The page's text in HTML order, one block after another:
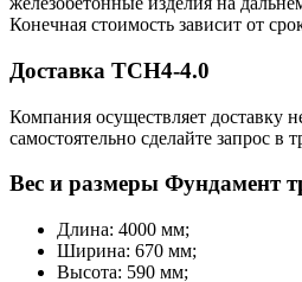
Конечная стоимость зависит от
Доставка ТСН4-4.0
Компания осуществляет доставку
самостоятельно сделайте запрос
Вес и размеры Фундамент
Длина: 4000 мм;
Ширина: 670 мм;
Высота: 590 мм;